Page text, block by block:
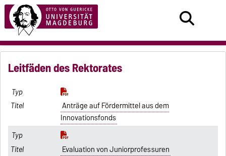
Leitfäden des Rektorates
Anträge auf Fördermittel aus dem
Innovationsfonds
Evaluation von Juniorprofessuren